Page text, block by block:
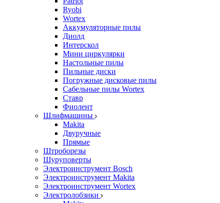
Ryobi
Wortex
Аккумуляторные пилы
Диолд
Интерскол
Мини циркулярки
Настольные пилы
Пильные диски
Погружные дисковые пилы
Сабельные пилы Wortex
Ставр
Фиолент
Шлифмашины
Makita
Двуручные
Прямые
Штроборезы
Шуруповерты
Электроинструмент Bosch
Электроинструмент Makita
Электроинструмент Wortex
Электролобзики